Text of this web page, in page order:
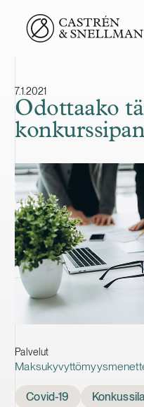
Front page
7.1.2021
Odottaako
Palvelut
Covid-19